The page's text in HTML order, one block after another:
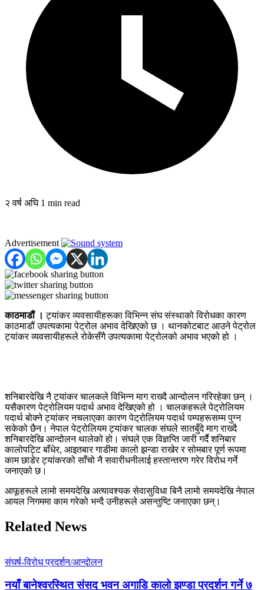
२ वर्ष अघि 1 min read
Advertisement
काठमाडौं ।ट्यांकर व्यवसायीहरूका विभिन्न संघ संस्थाको विरोधका कारण
काठमाडौं उपत्यकामा पेट्रोल अभाव देखिएको छ । थानकोटबाट आउने पेट्रोल
ट्यांकर व्यवसायीहरूले रोकेसँगै उपत्यकामा पेट्रोलको अभाव भएको हो ।
शनिबारदेखि नै ट्यांकर चालकले विभिन्न माग राख्दै आन्दोलन गरिरहेका छन् ।
यसैकारण पेट्रोलियम पदार्थ अभाव देखिएको हो । चालकहरूले पेट्रोलियम
पदार्थ बोक्ने ट्यांकर नचलाएका कारण पेट्रोलियम पदार्थ पम्पहरूसम्म पुग्न
सकेको छैन। नेपाल पेट्रोलियम ट्यांकर चालक संघले सातबुँदे माग राख्दै
शनिबारदेखि आन्दोलन थालेको हो। संघले एक विज्ञप्ति जारी गर्दै शनिबार
कालोपट्टि बाँधेर, आइतबार गाडीमा कालो झन्डा राखेर र सोमबार पूर्ण रूपमा
काम छाडेर ट्यांकरको साँचो नै सवारीधनीलाई हस्तान्तरण गरेर विरोध गर्ने
जनाएको छ।
आफूहरूले लामो समयदेखि अत्यावश्यक सेवासुविधा बिनै लामो समयदेखि नेपाल
आयल निगममा काम गरेको भन्दै उनीहरूले असन्तुष्टि जनाएका छन्।
Related News
संघर्ष-विरोध प्रदर्शन/आन्दोलन
नयाँ बानेश्वरस्थित संसद भवन अगाडि कालो झण्डा प्रदर्शन गर्ने ७